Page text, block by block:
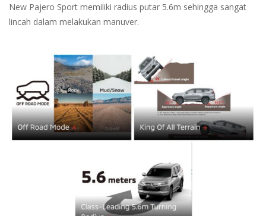
New Pajero Sport memiliki radius putar 5.6m sehingga sangat
lincah dalam melakukan manuver.